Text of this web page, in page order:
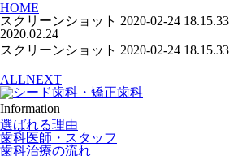
HOME
スクリーンショット 2020-02-24 18.15.33
2020.02.24
スクリーンショット 2020-02-24 18.15.33
ALLNEXT
Information
選ばれる理由
歯科医師・スタッフ
歯科治療の流れ